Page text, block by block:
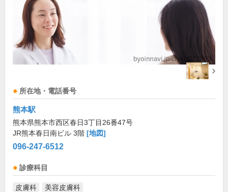
所在地・電話番号
熊本駅
熊本県熊本市西区春日3丁目26番47号
JR熊本春日南ビル 3階 [地図]
096-247-6512
診療科目
皮膚科 美容皮膚科